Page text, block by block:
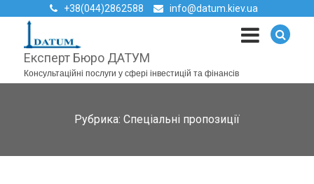
+38(044)2862588 info@datum.kiev.ua
Експерт Бюро ДАТУМ
Консультаційні послуги у сфері інвестицій та фінансів
Рубрика: Спеціальні пропозиції